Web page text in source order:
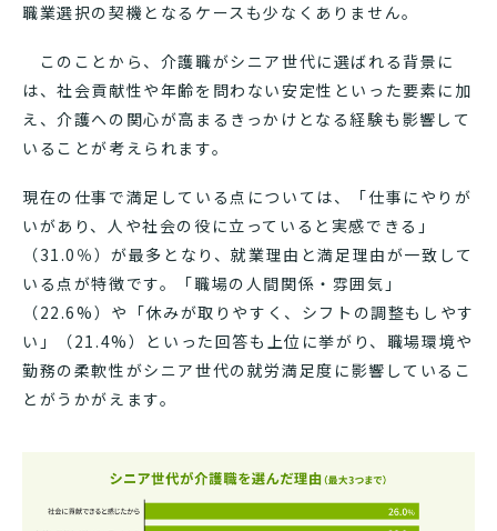
職業選択の契機となるケースも少なくありません。
このことから、介護職がシニア世代に選ばれる背景に
は、社会貢献性や年齢を問わない安定性といった要素に加
え、介護への関心が高まるきっかけとなる経験も影響して
いることが考えられます。
現在の仕事で満足している点については、「仕事にやりが
いがあり、人や社会の役に立っていると実感できる」
（31.0％）が最多となり、就業理由と満足理由が一致して
いる点が特徴です。「職場の人間関係・雰囲気」
（22.6%）や「休みが取りやすく、シフトの調整もしやす
い」（21.4%）といった回答も上位に挙がり、職場環境や
勤務の柔軟性がシニア世代の就労満足度に影響しているこ
とがうかがえます。